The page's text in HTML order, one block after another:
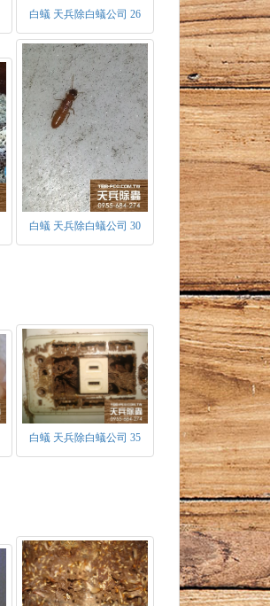
白蟻 天兵除白蟻公司 26
白蟻 天兵除白蟻公司 30
白蟻 天兵除白蟻公司 35